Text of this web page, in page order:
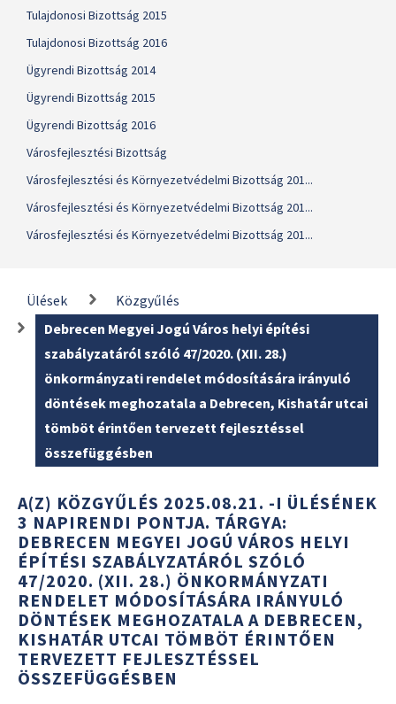
Tulajdonosi Bizottság 2015
Tulajdonosi Bizottság 2016
Ügyrendi Bizottság 2014
Ügyrendi Bizottság 2015
Ügyrendi Bizottság 2016
Városfejlesztési Bizottság
Városfejlesztési és Környezetvédelmi Bizottság 201...
Városfejlesztési és Környezetvédelmi Bizottság 201...
Városfejlesztési és Környezetvédelmi Bizottság 201...
Ülések
Közgyűlés
Debrecen Megyei Jogú Város helyi építési
szabályzatáról szóló 47/2020. (XII. 28.)
önkormányzati rendelet módosítására irányuló
döntések meghozatala a Debrecen, Kishatár utcai
tömböt érintően tervezett fejlesztéssel
összefüggésben
A(Z) KÖZGYŰLÉS 2025.08.21. -I ÜLÉSÉNEK
3 NAPIRENDI PONTJA. TÁRGYA:
DEBRECEN MEGYEI JOGÚ VÁROS HELYI
ÉPÍTÉSI SZABÁLYZATÁRÓL SZÓLÓ
47/2020. (XII. 28.) ÖNKORMÁNYZATI
RENDELET MÓDOSÍTÁSÁRA IRÁNYULÓ
DÖNTÉSEK MEGHOZATALA A DEBRECEN,
KISHATÁR UTCAI TÖMBÖT ÉRINTŐEN
TERVEZETT FEJLESZTÉSSEL
ÖSSZEFÜGGÉSBEN